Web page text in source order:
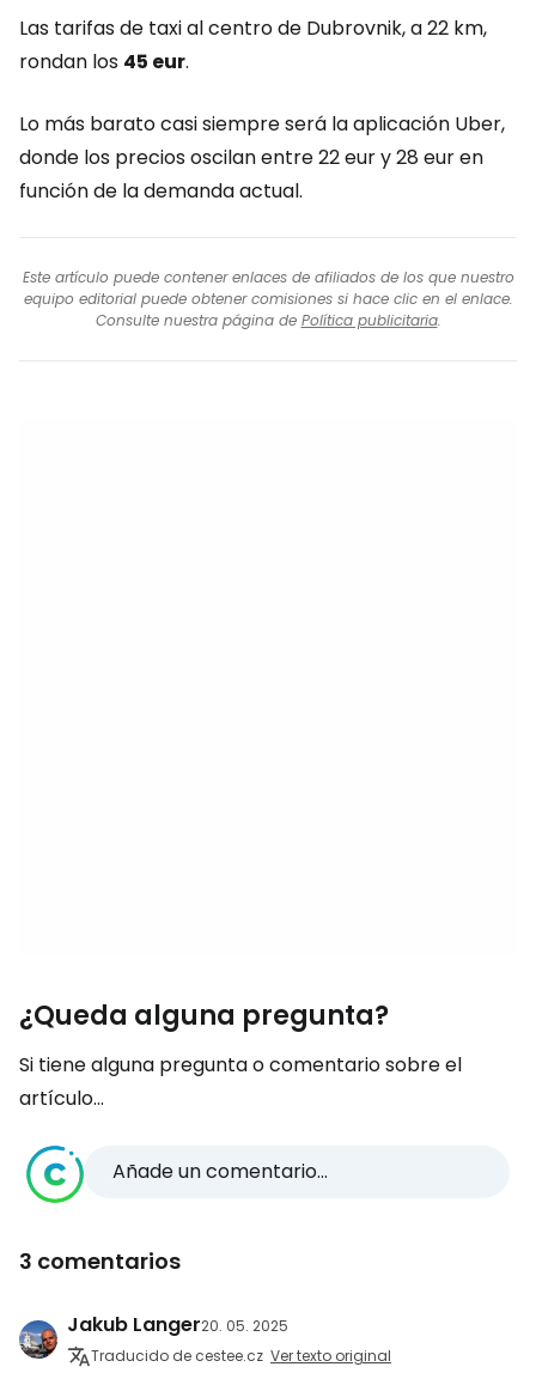
Las tarifas de taxi al centro de Dubrovnik, a 22 km,
rondan los 45 eur.
Lo más barato casi siempre será la aplicación Uber,
donde los precios oscilan entre 22 eur y 28 eur en
función de la demanda actual.
Este artículo puede contener enlaces de afiliados de los que nuestro
equipo editorial puede obtener comisiones si hace clic en el enlace.
Consulte nuestra página de Política publicitaria.
¿Queda alguna pregunta?
Si tiene alguna pregunta o comentario sobre el
artículo...
Añade un comentario...
3 comentarios
Jakub Langer20. 05. 2025
Traducido de cestee.cz Ver texto original